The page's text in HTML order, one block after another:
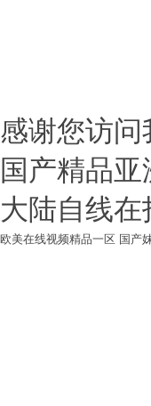
感谢您访
国产精品
大陆自线
欧美在线视频精品一区 国产